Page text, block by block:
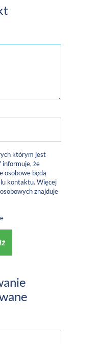
którym jest
informuje, że
osobowe będą
kontaktu. Więcej
znajduje